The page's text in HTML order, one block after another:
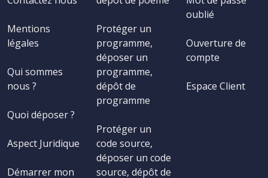
Mentions
légales
Qui sommes
nous ?
Quoi déposer ?
Aspect Juridique
Démarrer mon
Protéger un
programme,
déposer un
programme,
dépôt de
programme
Protéger un
code source,
déposer un code
source, dépôt de
oublié
Ouverture de
compte
Espace Client